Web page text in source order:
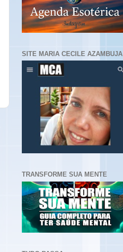
SITE MARIA CECILE AZAMBUJA
TRANSFORME SUA MENTE